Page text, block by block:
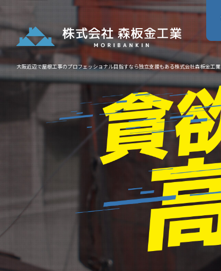
大阪近辺で屋根工事のプロフェッショナル目指すなら独立支援もある株式会社森板金工業